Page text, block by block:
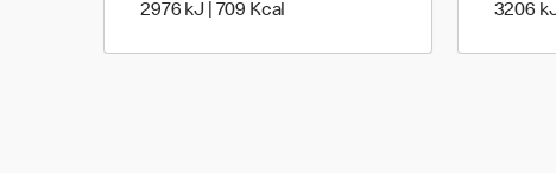
2976 kJ | 709 Kcal 2976 kiloJoule | 709 kilo calories
3206